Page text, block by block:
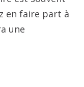
en faire part à
une